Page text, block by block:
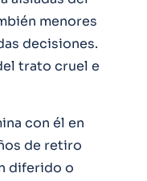
menores
decisiones.
trato cruel e
con él en
de retiro
diferido o